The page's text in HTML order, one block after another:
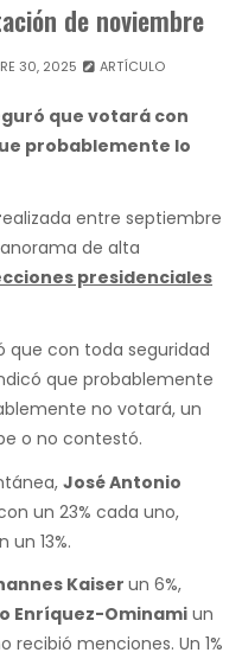
de noviembre
30, 2025 ARTÍCULO
que votará con
probablemente lo
ealizada entre septiembre
de alta
presidenciales
que con toda seguridad
que probablemente
no votará, un
o no contestó.
José Antonio
un 23% cada uno,
un 13%.
Kaiserun 6%,
Enríquez-Ominami un
recibió menciones. Un 1%